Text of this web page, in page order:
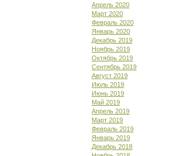
Апрель 2020
Март 2020
Февраль 2020
Январь 2020
Декабрь 2019
Ноябрь 2019
Октябрь 2019
Сентябрь 2019
Август 2019
Июль 2019
Июнь 2019
Май 2019
Апрель 2019
Март 2019
Февраль 2019
Январь 2019
Декабрь 2018